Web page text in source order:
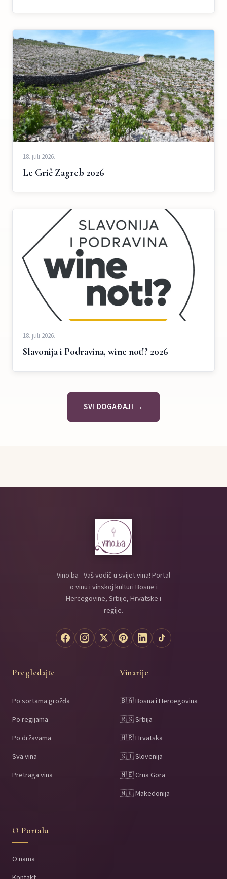
18. juli 2026.
Le Grič Zagreb 2026
18. juli 2026.
Slavonija i Podravina, wine not!? 2026
SVI DOGAĐAJI →
Vino.ba - Vaš vodič u svijet vina! Portal
o vinu i vinskoj kulturi Bosne i
Hercegovine, Srbije, Hrvatske i
regije.
Pregledajte
Po sortama grožđa
Po regijama
Po državama
Sva vina
Pretraga vina
Vinarije
🇧🇦 Bosna i Hercegovina
🇷🇸 Srbija
🇭🇷 Hrvatska
🇸🇮 Slovenija
🇲🇪 Crna Gora
🇲🇰 Makedonija
O Portalu
O nama